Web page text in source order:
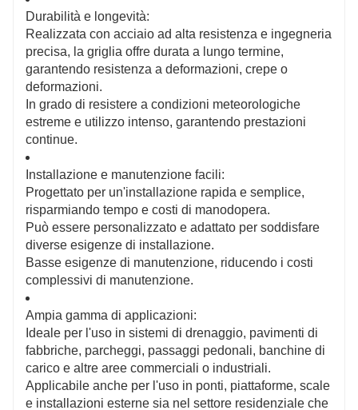
Durabilità e longevità:
Realizzata con acciaio ad alta resistenza e ingegneria
precisa, la griglia offre durata a lungo termine,
garantendo resistenza a deformazioni, crepe o
deformazioni.
In grado di resistere a condizioni meteorologiche
estreme e utilizzo intenso, garantendo prestazioni
continue.
Installazione e manutenzione facili:
Progettato per un'installazione rapida e semplice,
risparmiando tempo e costi di manodopera.
Può essere personalizzato e adattato per soddisfare
diverse esigenze di installazione.
Basse esigenze di manutenzione, riducendo i costi
complessivi di manutenzione.
Ampia gamma di applicazioni:
Ideale per l'uso in sistemi di drenaggio, pavimenti di
fabbriche, parcheggi, passaggi pedonali, banchine di
carico e altre aree commerciali o industriali.
Applicabile anche per l'uso in ponti, piattaforme, scale
e installazioni esterne sia nel settore residenziale che